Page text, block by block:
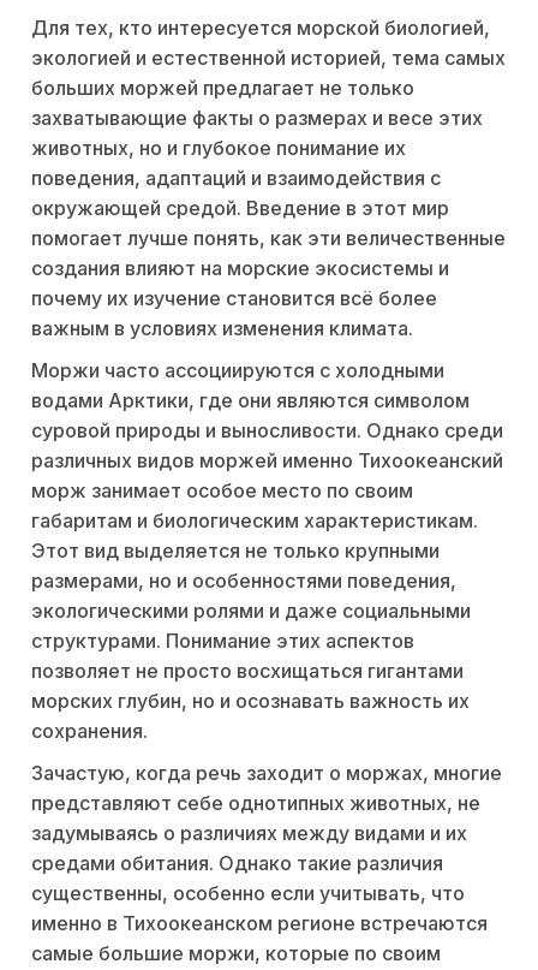
Для тех, кто интересуется морской биологией,
экологией и естественной историей, тема самых
больших моржей предлагает не только
захватывающие факты о размерах и весе этих
животных, но и глубокое понимание их
поведения, адаптаций и взаимодействия с
окружающей средой. Введение в этот мир
помогает лучше понять, как эти величественные
создания влияют на морские экосистемы и
почему их изучение становится всё более
важным в условиях изменения климата.
Моржи часто ассоциируются с холодными
водами Арктики, где они являются символом
суровой природы и выносливости. Однако среди
различных видов моржей именно Тихоокеанский
морж занимает особое место по своим
габаритам и биологическим характеристикам.
Этот вид выделяется не только крупными
размерами, но и особенностями поведения,
экологическими ролями и даже социальными
структурами. Понимание этих аспектов
позволяет не просто восхищаться гигантами
морских глубин, но и осознавать важность их
сохранения.
Зачастую, когда речь заходит о моржах, многие
представляют себе однотипных животных, не
задумываясь о различиях между видами и их
средами обитания. Однако такие различия
существенны, особенно если учитывать, что
именно в Тихоокеанском регионе встречаются
самые большие моржи, которые по своим